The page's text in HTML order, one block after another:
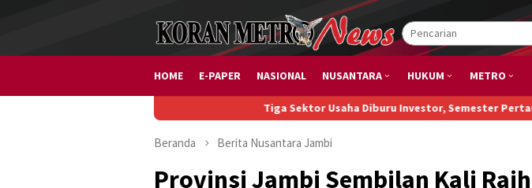
HOME E-PAPER NASIONAL NUSANTARA HUKUM METRO
Tiga Sektor Usaha Diburu Investor, Semester Pertama 2026
Beranda Berita Nusantara Jambi
Provinsi Jambi Sembilan Kali